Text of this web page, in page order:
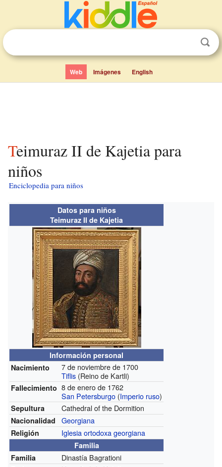
Web Imágenes English
Teimuraz II de Kajetia para
niños
Enciclopedia para niños
Datos para niños
Teimuraz II de Kajetia
Información personal
Nacimiento
7 de noviembre de 1700
Tiflis (Reino de Kartli)
Fallecimiento 8 de enero de 1762
San Petersburgo (Imperio ruso)
Sepultura Cathedral of the Dormition
Nacionalidad Georgiana
Religión Iglesia ortodoxa georgiana
Familia
Familia
Dinastía Bagrationi